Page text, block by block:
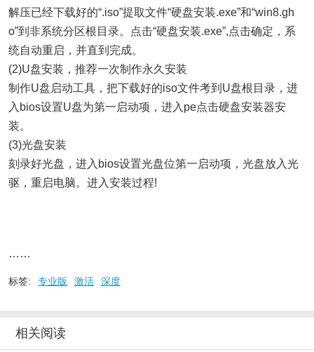
解压已经下载好的“.iso”提取文件“硬盘安装.exe”和“win8.gh
o”到非系统分区根目录。点击“硬盘安装.exe”,点击确定，系
统自动重启，并直到完成。
(2)U盘安装，推荐一次制作永久安装
制作U盘启动工具，把下载好的iso文件考到U盘根目录，进
入bios设置U盘为第一启动项，进入pe点击硬盘安装器安
装。
(3)光盘安装
刻录好光盘，进入bios设置光盘位第一启动项，光盘放入光
驱，重启电脑。进入安装过程!
……
标签: 专业版 激活 深度
相关阅读